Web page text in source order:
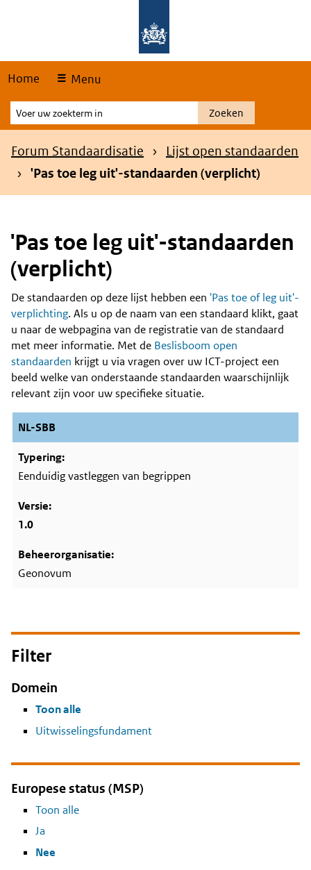
Home Menu
Voer
uw
zoekterm
Zoeken
Kruimelpad
Forum Standaardisatie
Lijst open standaarden
'Pas toe leg uit'-standaarden (verplicht)
'Pas toe leg uit'-standaarden
(verplicht)
Content
De standaarden op deze lijst hebben een 'Pas toe of leg uit'-
verplichting. Als u op de naam van een standaard klikt, gaat
u naar de webpagina van de registratie van de standaard
met meer informatie. Met de Beslisboom open
standaarden krijgt u via vragen over uw ICT-project een
beeld welke van onderstaande standaarden waarschijnlijk
relevant zijn voor uw specifieke situatie.
NL-SBB
Eenduidig vastleggen van begrippen
1.0
Geonovum
Filter
Domein
Toon alle
Uitwisselingsfundament
Europese status (MSP)
Toon alle
Ja
Nee